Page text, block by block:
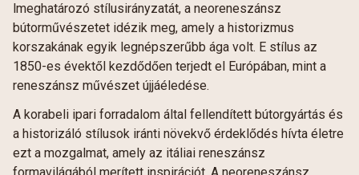
lmeghatározó stílusirányzatát, a neoreneszánsz
bútorművészetet idézik meg, amely a historizmus
korszakának egyik legnépszerűbb ága volt. E stílus az
1850-es évektől kezdődően terjedt el Európában, mint a
reneszánsz művészet újjáéledése.
A korabeli ipari forradalom által fellendített bútorgyártás és
a historizáló stílusok iránti növekvő érdeklődés hívta életre
ezt a mozgalmat, amely az itáliai reneszánsz